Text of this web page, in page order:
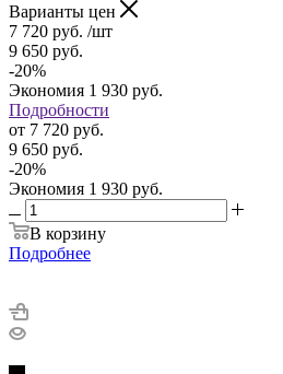
Варианты цен
7 720 руб. /шт
9 650 руб.
-20%
Экономия 1 930 руб.
Подробности
от 7 720 руб.
9 650 руб.
-20%
Экономия 1 930 руб.
В корзину
Подробнее